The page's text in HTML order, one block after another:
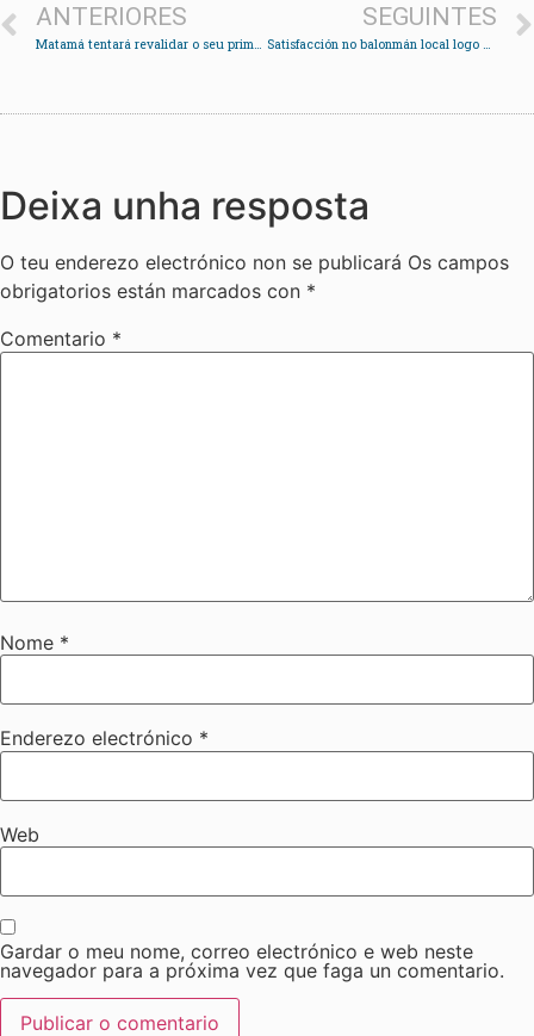
ANTERIORES
Matamá tentará revalidar o seu primeiro premio cunha recreación da Antártida 3011
SEGUINTES
Satisfacción no balonmán local logo dunha fin de semana de triunfos
Deixa unha resposta
O teu enderezo electrónico non se publicará Os campos
obrigatorios están marcados con *
Comentario *
Nome *
Enderezo electrónico *
Web
Gardar o meu nome, correo electrónico e web neste
navegador para a próxima vez que faga un comentario.